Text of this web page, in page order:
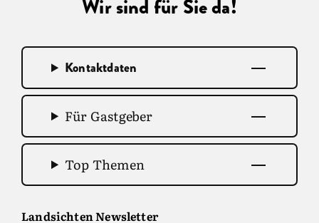
Wir sind für Sie da!
Kontaktdaten
Für Gastgeber
Top Themen
Landsichten Newsletter